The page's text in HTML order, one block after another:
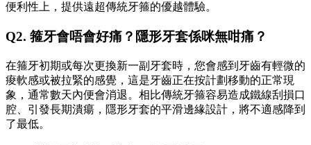
便利性上，提供遠超傳統牙箍的優越體驗。
Q2. 箍牙會唔會好痛？隱形牙套係咪無咁痛？
在箍牙初期或每次更換新一副牙套時，您會感到牙齒有輕微的
痠軟感或被拉緊的感覺，這是牙齒正在按計劃移動的正常現
象，通常數天內便會消退。相比傳統牙箍容易造成鐵線刮損口
腔、引發長期潰瘍，隱形牙套的平滑邊緣設計，將不適感降到
了最低。